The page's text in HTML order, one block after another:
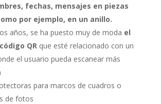
fechas, mensajes en piezas
por ejemplo, en un anillo.
años, se ha puesto muy de moda el
QR que esté relacionado con un
el usuario pueda escanear más
para marcos de cuadros o
de fotos